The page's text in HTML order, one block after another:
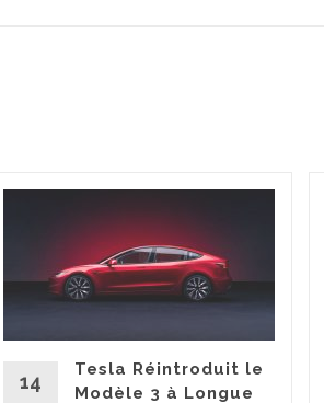
14
Tesla Réintroduit le
Modèle 3 à Longue